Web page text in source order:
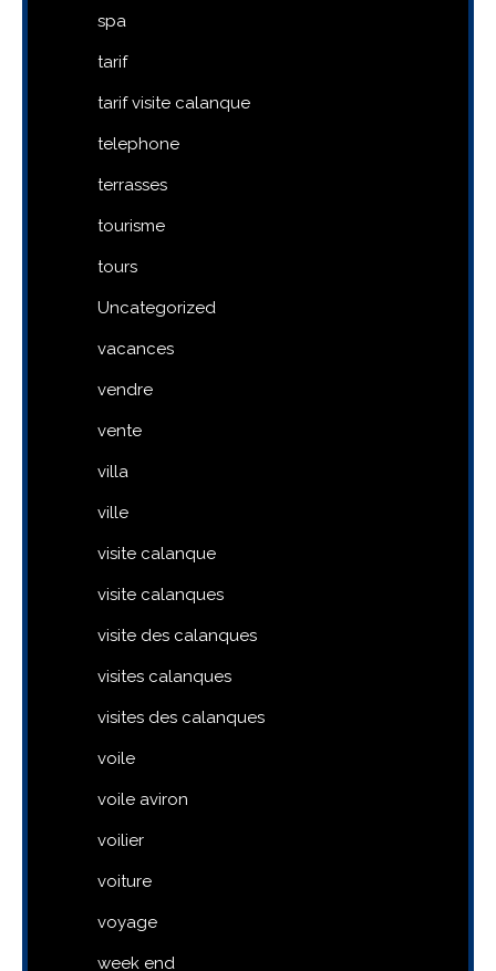
spa
tarif
tarif visite calanque
telephone
terrasses
tourisme
tours
Uncategorized
vacances
vendre
vente
villa
ville
visite calanque
visite calanques
visite des calanques
visites calanques
visites des calanques
voile
voile aviron
voilier
voiture
voyage
week end